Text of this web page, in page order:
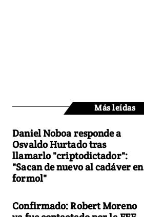
Más leídas
Daniel Noboa responde a
Osvaldo Hurtado tras
llamarlo "criptodictador":
"Sacan de nuevo al cadáver en
formol"
Confirmado: Robert Moreno